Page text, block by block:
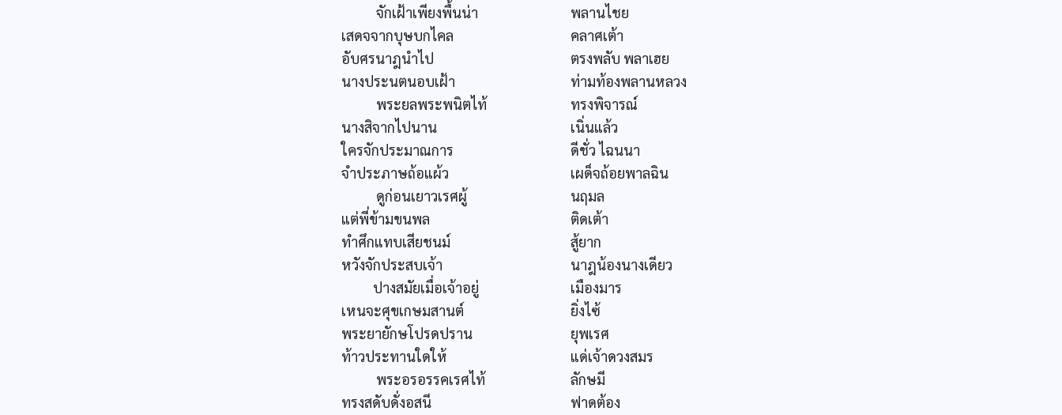
จักเฝ้าเพียงพื้นน่า
พลานไชย
เสดจจากบุษบกไคล
คลาศเต้า
อับศรนาฎนำไป
ตรงพลับ พลาเฮย
นางประนตนอบเฝ้า
ท่ามท้องพลานหลวง
พระยลพระพนิตไท้
ทรงพิจารณ์
นางสิจากไปนาน
เนิ่นแล้ว
ใครจักประมาณการ
ดีชั่ว ไฉนนา
จำประภาษถ้อแผ้ว
เผด็จถ้อยพาลฉิน
ดูก่อนเยาวเรศผู้
นฤมล
แต่พี่ข้ามขนพล
ติดเต้า
ทำศึกแทบเสียชนม์
สู้ยาก
หวังจักประสบเจ้า
นาฎน้องนางเดียว
ปางสมัยเมื่อเจ้าอยู่
เมืองมาร
เหนจะศุขเกษมสานต์
ยิ่งไซ้
พระยายักษโปรดปราน
ยุพเรศ
ท้าวประทานใดให้
แด่เจ้าดวงสมร
พระอรอรรคเรศไท้
ลักษมี
ทรงสดับดั่งอสนี
ฟาดต้อง